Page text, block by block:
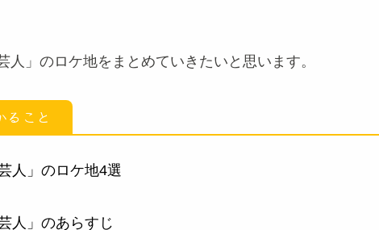
人」のロケ地をまとめていきたいと思います。
ること
人」のロケ地4選
人」のあらすじ